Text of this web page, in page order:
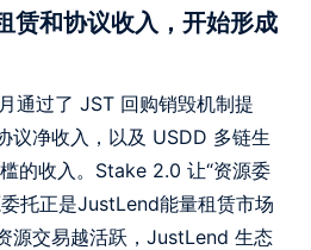
赁和协议收入，开始形成
通过了 JST 回购销毁机制提
议净收入，以及 USDD 多链生
的收入。Stake 2.0 让“资源委
托正是JustLend能量租赁市场
源交易越活跃，JustLend 生态